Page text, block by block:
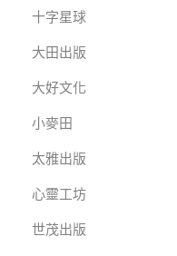
十字星球
大田出版
大好文化
小麥田
太雅出版
心靈工坊
世茂出版